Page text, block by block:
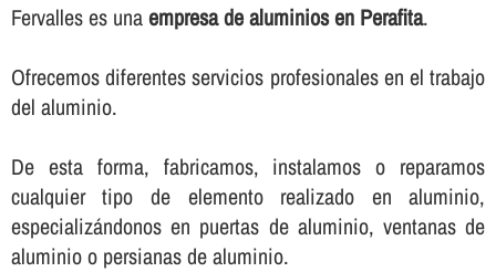
Fervalles es unaempresa de aluminios en Perafita.
Ofrecemos diferentes servicios profesionales en el trabajo
del aluminio.
De esta forma, fabricamos, instalamos o reparamos
cualquier tipo de elemento realizado en aluminio,
especializándonos en puertas de aluminio, ventanas de
aluminio o persianas de aluminio.